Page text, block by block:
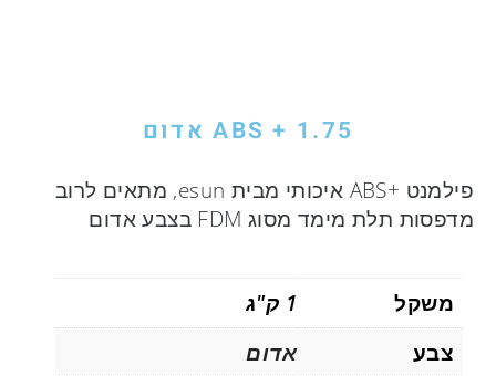
ABS + 1.75 אדום
פילמנט +ABS איכותי מבית esun, מתאים לרוב
מדפסות תלת מימד מסוג FDM בצבע אדום
משקל
1 ק"ג
צבע
אדום